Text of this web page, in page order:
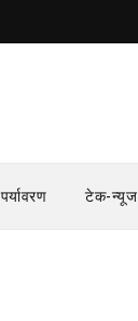
पर्यावरण टेक-न्यूज